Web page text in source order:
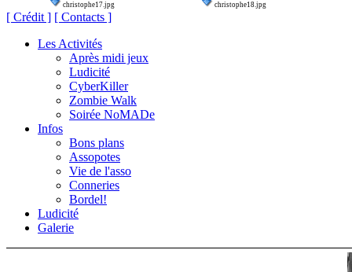
christophe17.jpg christophe18.jpg
[ Crédit ] [ Contacts ]
Les Activités
Après midi jeux
Ludicité
CyberKiller
Zombie Walk
Soirée NoMADe
Infos
Bons plans
Assopotes
Vie de l'asso
Conneries
Bordel!
Ludicité
Galerie